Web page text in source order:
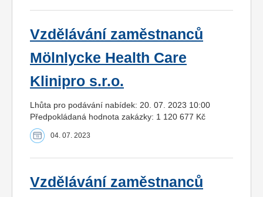
Vzdělávání zaměstnanců
Mölnlycke Health Care
Klinipro s.r.o.
Lhůta pro podávání nabídek: 20. 07. 2023 10:00
Předpokládaná hodnota zakázky: 1 120 677 Kč
04. 07. 2023
Vzdělávání zaměstnanců